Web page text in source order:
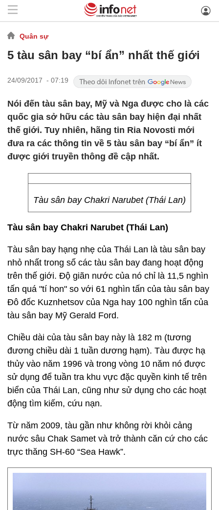
Quân sự
5 tàu sân bay “bí ẩn” nhất thế giới
24/09/2017 - 07:19
Nói đến tàu sân bay, Mỹ và Nga được cho là các
quốc gia sở hữu các tàu sân bay hiện đại nhất
thế giới. Tuy nhiên, hãng tin Ria Novosti mới
đưa ra các thông tin về 5 tàu sân bay “bí ẩn” ít
được giới truyền thông đề cập nhất.
Tàu sân bay Chakri Narubet (Thái Lan)
Tàu sân bay Chakri Narubet (Thái Lan)
Tàu sân bay hạng nhẹ của Thái Lan là tàu sân bay
nhỏ nhất trong số các tàu sân bay đang hoạt động
trên thế giới. Độ giãn nước của nó chỉ là 11,5 nghìn
tấn quá "tí hon" so với 61 nghìn tấn của tàu sân bay
Đô đốc Kuznhetsov của Nga hay 100 nghìn tấn của
tàu sân bay Mỹ Gerald Ford.
Chiều dài của tàu sân bay này là 182 m (tương
đương chiều dài 1 tuần dương hạm). Tàu được hạ
thủy vào năm 1996 và trong vòng 10 năm nó được
sử dụng để tuần tra khu vực đặc quyền kinh tế trên
biển của Thái Lan, cũng như sử dụng cho các hoạt
động tìm kiếm, cứu nạn.
Từ năm 2009, tàu gần như không rời khỏi cảng
nước sâu Chak Samet và trở thành căn cứ cho các
trực thăng SH-60 “Sea Hawk”.